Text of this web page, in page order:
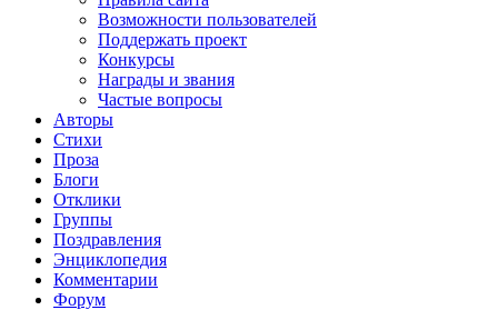
Возможности пользователей
Поддержать проект
Конкурсы
Награды и звания
Частые вопросы
Авторы
Стихи
Проза
Блоги
Отклики
Группы
Поздравления
Энциклопедия
Комментарии
Форум